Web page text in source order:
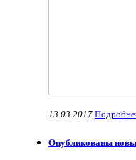
13.03.2017
Опубликованы